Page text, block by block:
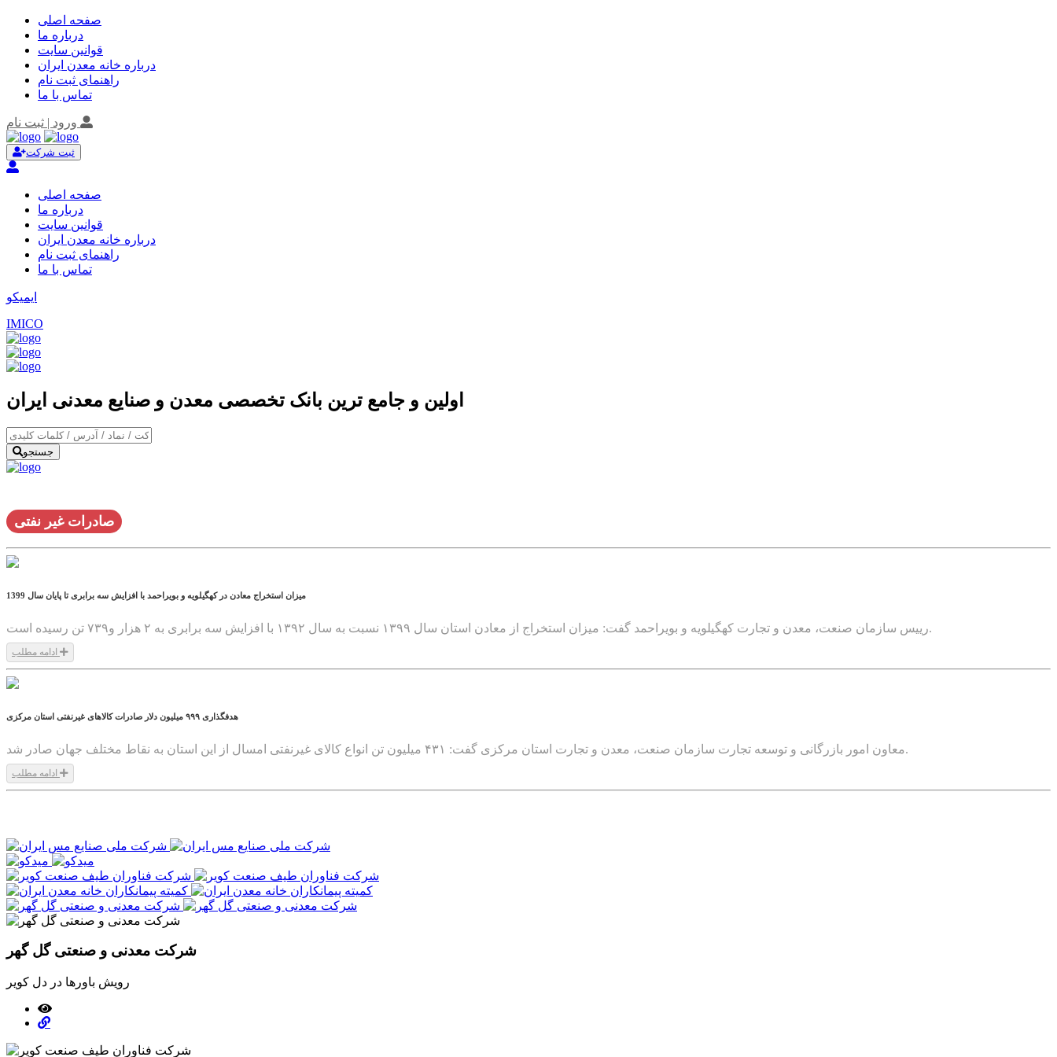
صفحه اصلی
درباره ما
قوانین سایت
درباره خانه معدن ایران
راهنمای ثبت نام
تماس با ما
ورود | ثبت نام
ثبت شرکت
صفحه اصلی
درباره ما
قوانین سایت
درباره خانه معدن ایران
راهنمای ثبت نام
تماس با ما
ایمیکو
IMICO
اولین و جامع ترین بانک تخصصی معدن و صنایع معدنی ایران
جستجو
صادرات غیر نفتی
میزان استخراج معادن در کهگیلویه و بویراحمد با افزایش سه برابری تا پایان سال 1399
رییس سازمان صنعت، معدن و تجارت کهگیلویه و بویراحمد گفت: میزان استخراج از معادن استان سال ۱۳۹۹ نسبت به سال ۱۳۹۲ با افزایش سه برابری به ۲ هزار و۷۳۹ تن رسیده است.
1400/02/25
هدفگذاری ۹۹۹ میلیون دلار صادرات کالاهای غیرنفتی استان مرکزی
معاون امور بازرگانی و توسعه تجارت سازمان صنعت، معدن و تجارت استان مرکزی گفت: ۴۳۱ میلیون تن انواع کالای غیرنفتی امسال از این استان به نقاط مختلف جهان صادر شد.
1399/08/18
شرکت معدنی و صنعتی گل گهر
رویش باورها در دل کویر